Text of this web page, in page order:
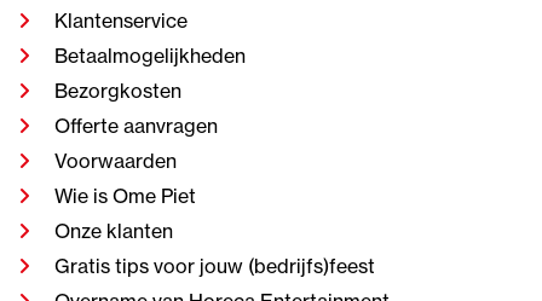
Klantenservice
Betaalmogelijkheden
Bezorgkosten
Offerte aanvragen
Voorwaarden
Wie is Ome Piet
Onze klanten
Gratis tips voor jouw (bedrijfs)feest